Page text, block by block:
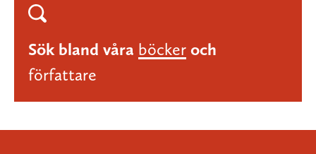
Sök bland våra böcker och
författare